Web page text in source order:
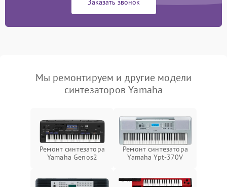
Заказать звонок
Мы ремонтируем и другие модели
синтезаторов Yamaha
Ремонт синтезатора
Yamaha Genos2
Ремонт синтезатора
Yamaha Ypt-370V